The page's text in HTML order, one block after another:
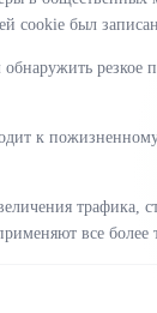
cookie был
к
трафика,
все более